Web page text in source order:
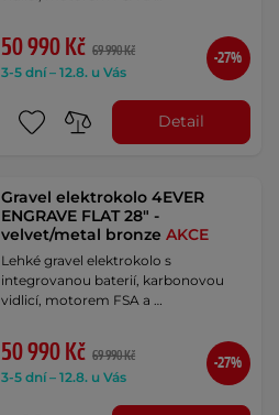
50 990 Kč 69 990 Kč
3-5 dní – 12.8. u Vás
-27%
Detail
Gravel elektrokolo 4EVER
ENGRAVE FLAT 28" -
velvet/metal bronzeAKCE
Lehké gravel elektrokolo s
integrovanou baterií, karbonovou
vidlicí, motorem FSA a …
50 990 Kč 69 990 Kč
3-5 dní – 12.8. u Vás
-27%